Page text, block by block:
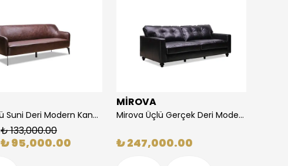
Rio Üçlü Suni Deri Modern Kanepe
₺ 133,000.00
₺ 95,000.00
MİROVA
Mirova Üçlü Gerçek Deri Modern Koltuk
₺ 247,000.00